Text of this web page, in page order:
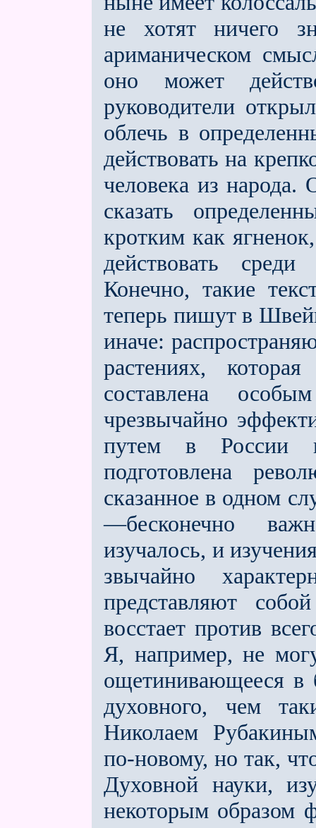
не хотят ничего
ариманическом
оно может
руководители
облечь в
действовать на
человека из
сказать
кротким как
действовать
Конечно, такие
теперь пишут в
иначе:
растениях,
составлена
чрезвычайно
путем в России
подготовлена
сказанное в одном
—бес­конечно
изучалось, и
звычайно
представляют
восста­ет против
Я, например, не
ощетинивающееся в
духовного, чем
Николаем
по-новому, но так,
Духовной науки,
некоторым образом